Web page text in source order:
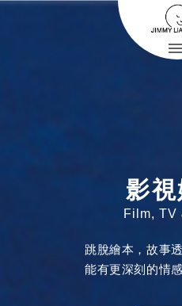
影
Film, TV
跳脫繪本，故事
能有更深刻的情